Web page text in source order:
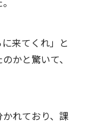
来てくれ」と
かと驚いて、
れており、課